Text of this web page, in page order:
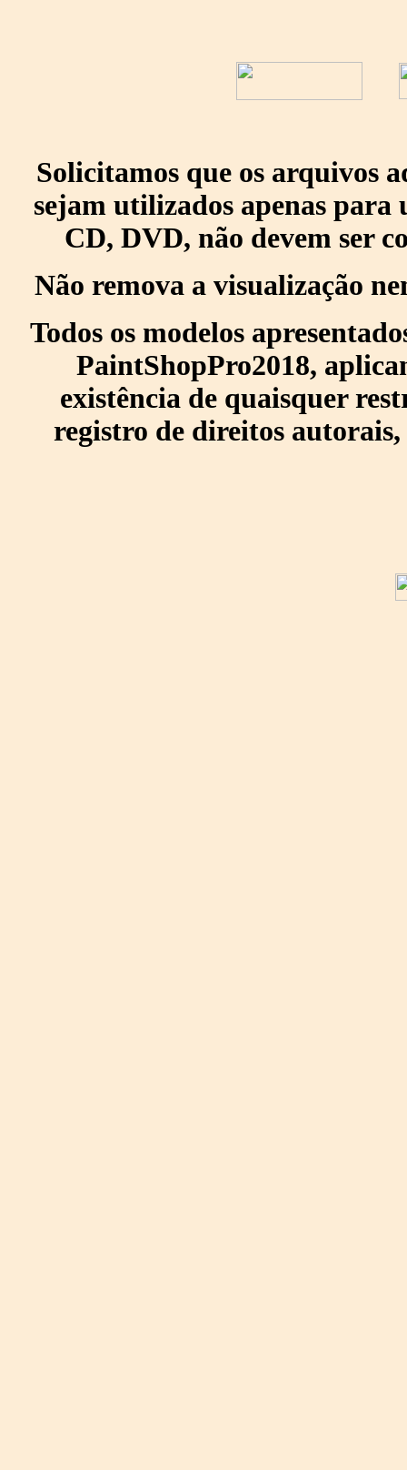
Solicitamos que os arquivos
sejam utilizados apenas para
CD, DVD, não devem ser
Não remova a visualização
Todos os modelos
PaintShopPro2018,
existência de quaisquer
registro de direitos